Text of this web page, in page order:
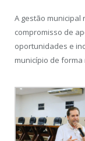
A gestão municipal
compromisso de
oportunidades e
município de